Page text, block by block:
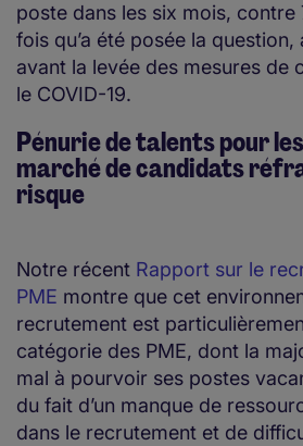
poste dans les six mois, contre
fois qu’a été posée la question,
avant la levée des mesures de
le COVID-19.
Pénurie de talents pour
marché de candidats
risque
Notre récent Rapport sur le
PME montre que cet
recrutement est
catégorie des PME, dont la
mal à pourvoir ses postes
du fait d’un manque de
dans le recrutement et de